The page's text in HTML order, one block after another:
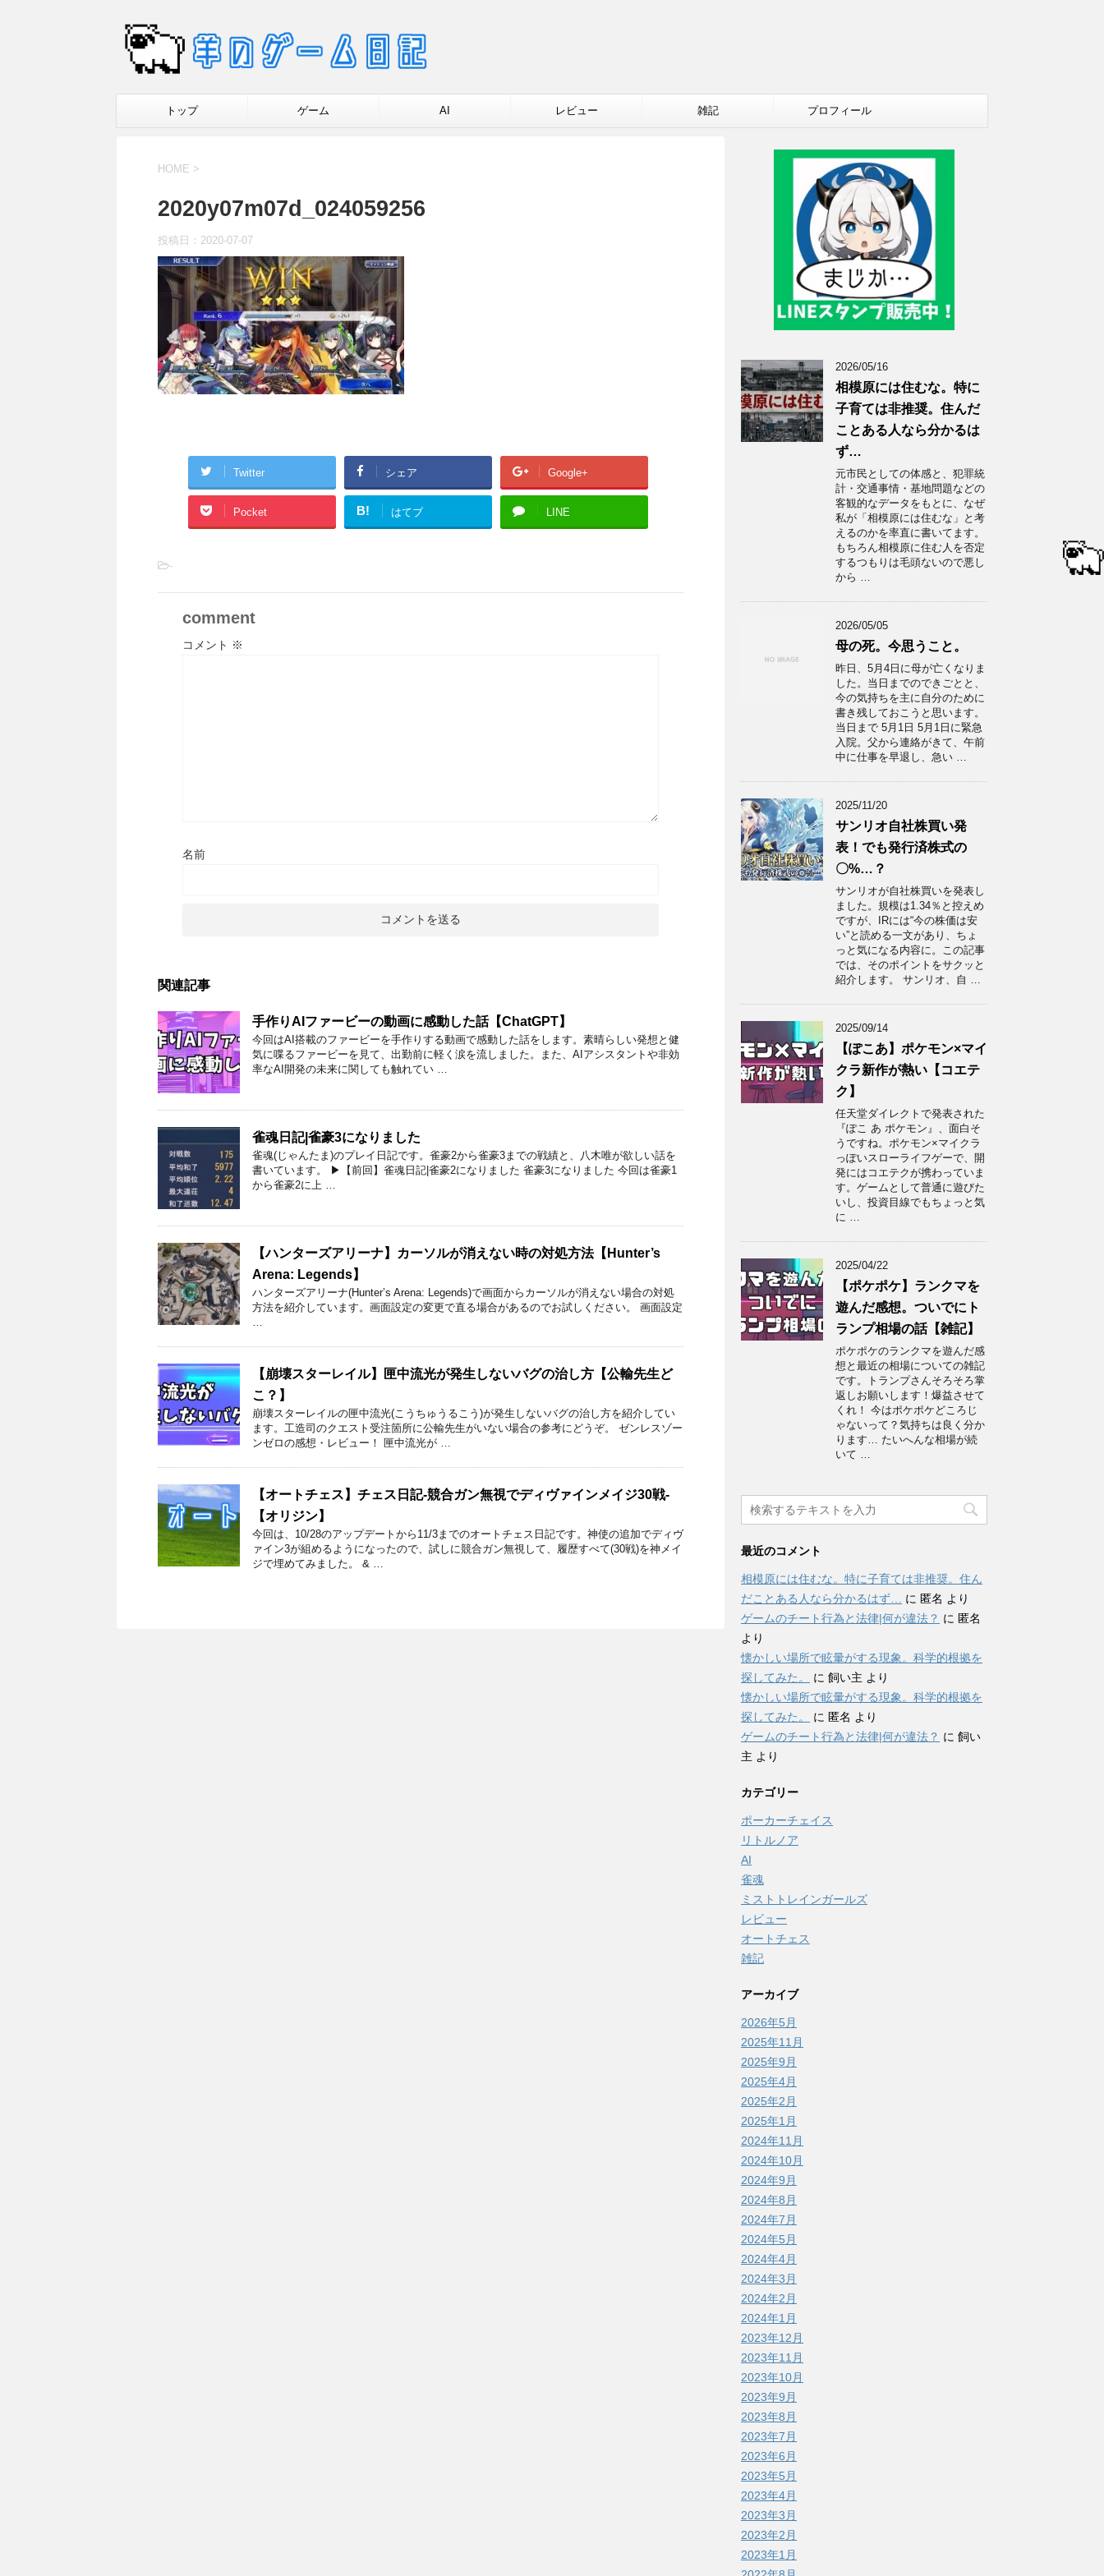
トップ ゲーム AI レビュー 雑記 プロフィール
HOME >
2020y07m07d_024059256
投稿日： 2020-07-07
Twitter シェア Google+
Pocket B! はてブ LINE
-
comment
コメント ※
名前
関連記事
手作りAIファービーの動画に感動した話【ChatGPT】
今回はAI搭載のファービーを手作りする動画で感動した話をします。素晴らしい発想と健
気に喋るファービーを見て、出勤前に軽く涙を流しました。また、AIアシスタントや非効
率なAI開発の未来に関しても触れてい …
雀魂日記|雀豪3になりました
雀魂(じゃんたま)のプレイ日記です。雀豪2から雀豪3までの戦績と、八木唯が欲しい話を
書いています。 ▶【前回】雀魂日記|雀豪2になりました 雀豪3になりました 今回は雀豪1
から雀豪2に上 …
【ハンターズアリーナ】カーソルが消えない時の対処方法【Hunter’s
Arena: Legends】
ハンターズアリーナ(Hunter’s Arena: Legends)で画面からカーソルが消えない場合の対処
方法を紹介しています。画面設定の変更で直る場合があるのでお試しください。 画面設定
…
【崩壊スターレイル】匣中流光が発生しないバグの治し方【公輸先生ど
こ？】
崩壊スターレイルの匣中流光(こうちゅうるこう)が発生しないバグの治し方を紹介してい
ます。工造司のクエスト受注箇所に公輸先生がいない場合の参考にどうぞ。 ゼンレスゾー
ンゼロの感想・レビュー！ 匣中流光が …
【オートチェス】チェス日記-競合ガン無視でディヴァインメイジ30戦-
【オリジン】
今回は、10/28のアップデートから11/3までのオートチェス日記です。神使の追加でディヴ
ァイン3が組めるようになったので、試しに競合ガン無視して、履歴すべて(30戦)を神メイ
ジで埋めてみました。 & …
2026/05/16
相模原には住むな。特に
子育ては非推奨。住んだ
ことある人なら分かるは
ず…
元市民としての体感と、犯罪統
計・交通事情・基地問題などの
客観的なデータをもとに、なぜ
私が「相模原には住むな」と考
えるのかを率直に書いてます。
もちろん相模原に住む人を否定
するつもりは毛頭ないので悪し
から …
2026/05/05
母の死。今思うこと。
昨日、5月4日に母が亡くなりま
した。当日までのできごとと、
今の気持ちを主に自分のために
書き残しておこうと思います。
当日まで 5月1日 5月1日に緊急
入院。父から連絡がきて、午前
中に仕事を早退し、急い …
2025/11/20
サンリオ自社株買い発
表！でも発行済株式の
〇%…？
サンリオが自社株買いを発表し
ました。規模は1.34％と控えめ
ですが、IRには“今の株価は安
い”と読める一文があり、ちょ
っと気になる内容に。この記事
では、そのポイントをサクッと
紹介します。 サンリオ、自 …
2025/09/14
【ぽこあ】ポケモン×マイ
クラ新作が熱い【コエテ
ク】
任天堂ダイレクトで発表された
『ぽこ あ ポケモン』、面白そ
うですね。ポケモン×マイクラ
っぽいスローライフゲーで、開
発にはコエテクが携わっていま
す。ゲームとして普通に遊びた
いし、投資目線でもちょっと気
に …
2025/04/22
【ポケポケ】ランクマを
遊んだ感想。ついでにト
ランプ相場の話【雑記】
ポケポケのランクマを遊んだ感
想と最近の相場についての雑記
です。トランプさんそろそろ掌
返しお願いします！爆益させて
くれ！ 今はポケポケどころじ
ゃないって？気持ちは良く分か
ります… たいへんな相場が続
いて …
最近のコメント
相模原には住むな。特に子育ては非推奨。住ん
だことある人なら分かるはず… に 匿名 より
ゲームのチート行為と法律|何が違法？ に 匿名
より
懐かしい場所で眩暈がする現象。科学的根拠を
探してみた。
に 飼い主 より
懐かしい場所で眩暈がする現象。科学的根拠を
探してみた。
に 匿名 より
ゲームのチート行為と法律|何が違法？ に 飼い
主 より
カテゴリー
ポーカーチェイス
リトルノア
AI
雀魂
ミストトレインガールズ
レビュー
オートチェス
雑記
アーカイブ
2026年5月
2025年11月
2025年9月
2025年4月
2025年2月
2025年1月
2024年11月
2024年10月
2024年9月
2024年8月
2024年7月
2024年5月
2024年4月
2024年3月
2024年2月
2024年1月
2023年12月
2023年11月
2023年10月
2023年9月
2023年8月
2023年7月
2023年6月
2023年5月
2023年4月
2023年3月
2023年2月
2023年1月